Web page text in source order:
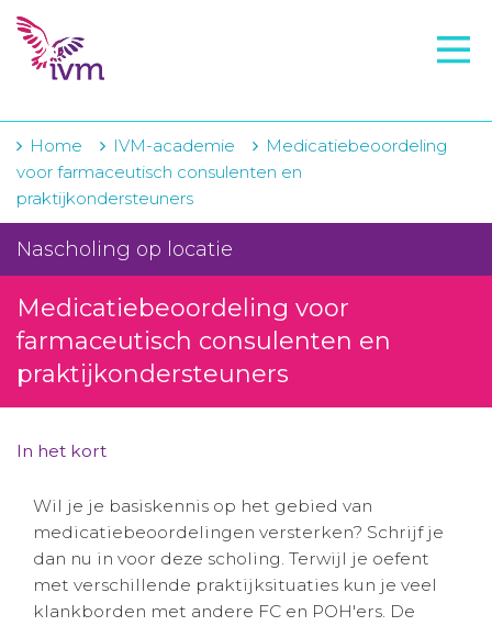
VMI
IVM-academie
Zorginstellingen
Projecten
Over IVM
Actueel
Aanmelden nieuwsbrief
Inloggen
Home IVM-academie
Medicatiebeoordeling
voor farmaceutisch consulenten en
praktijkondersteuners
Nascholing op locatie
Medicatiebeoordeling voor
farmaceutisch consulenten en
praktijkondersteuners
In het kort
Wil je je basiskennis op het gebied van
medicatiebeoordelingen versterken? Schrijf je
dan nu in voor deze scholing. Terwijl je oefent
met verschillende praktijksituaties kun je veel
klankborden met andere FC en POH'ers. De